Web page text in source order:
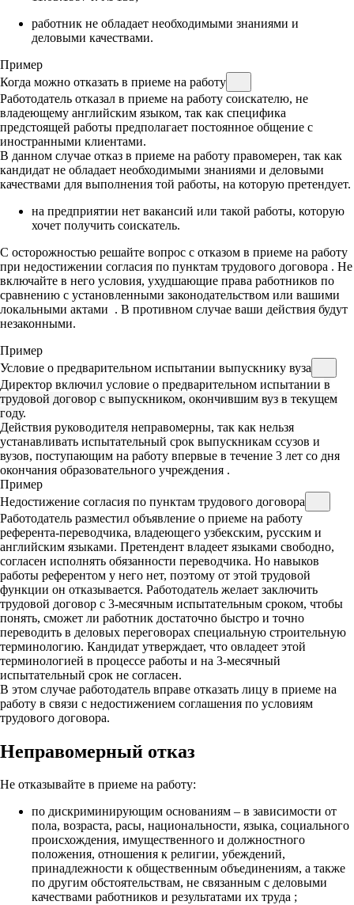
работник не обладает необходимыми знаниями и
деловыми качествами.
Пример
Когда можно отказать в приеме на работу
Работодатель отказал в приеме на работу соискателю, не
владеющему английским языком, так как специфика
предстоящей работы предполагает постоянное общение с
иностранными клиентами.
В данном случае отказ в приеме на работу правомерен, так как
кандидат не обладает необходимыми знаниями и деловыми
качествами для выполнения той работы, на которую претендует.
на предприятии нет вакансий или такой работы, которую
хочет получить соискатель.
С осторожностью решайте вопрос с отказом в приеме на работу
при недостижении согласия по пунктам трудового договора . Не
включайте в него условия, ухудшающие права работников по
сравнению с установленными законодательством или вашими
локальными актами . В противном случае ваши действия будут
незаконными.
Пример
Условие о предварительном испытании выпускнику вуза
Директор включил условие о предварительном испытании в
трудовой договор с выпускником, окончившим вуз в текущем
году.
Действия руководителя неправомерны, так как нельзя
устанавливать испытательный срок выпускникам ссузов и
вузов, поступающим на работу впервые в течение 3 лет со дня
окончания образовательного учреждения .
Пример
Недостижение согласия по пунктам трудового договора
Работодатель разместил объявление о приеме на работу
референта-переводчика, владеющего узбекским, русским и
английским языками. Претендент владеет языками свободно,
согласен исполнять обязанности переводчика. Но навыков
работы референтом у него нет, поэтому от этой трудовой
функции он отказывается. Работодатель желает заключить
трудовой договор с 3-месячным испытательным сроком, чтобы
понять, сможет ли работник достаточно быстро и точно
переводить в деловых переговорах специальную строительную
терминологию. Кандидат утверждает, что овладеет этой
терминологией в процессе работы и на 3-месячный
испытательный срок не согласен.
В этом случае работодатель вправе отказать лицу в приеме на
работу в связи с недостижением соглашения по условиям
трудового договора.
Неправомерный отказ
Не отказывайте в приеме на работу:
по дискриминирующим основаниям – в зависимости от
пола, возраста, расы, национальности, языка, социального
происхождения, имущественного и должностного
положения, отношения к религии, убеждений,
принадлежности к общественным объединениям, а также
по другим обстоятельствам, не связанным с деловыми
качествами работников и результатами их труда ;